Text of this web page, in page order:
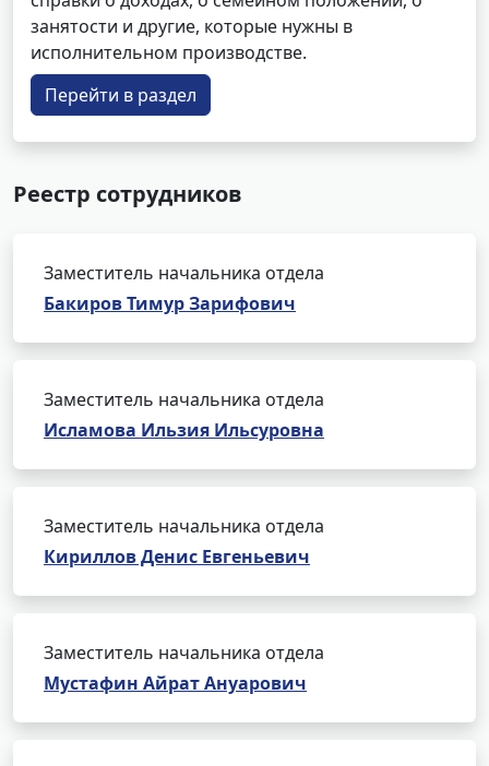
занятости и другие, которые нужны в
исполнительном производстве.
Перейти в раздел
Реестр сотрудников
Заместитель начальника отдела
Бакиров Тимур Зарифович
Заместитель начальника отдела
Исламова Ильзия Ильсуровна
Заместитель начальника отдела
Кириллов Денис Евгеньевич
Заместитель начальника отдела
Мустафин Айрат Ануарович